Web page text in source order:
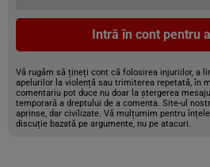
Intră în cont pentru
Vă rugăm să țineți cont că folosirea injuriilor, a
apelurilor la violență sau trimiterea repetată, în
comentariu pot duce nu doar la ștergerea
temporară a dreptului de a comenta. Site-ul
aprinse, dar civilizate. Vă mulțumim pentru
discuție bazată pe argumente, nu pe atacuri.